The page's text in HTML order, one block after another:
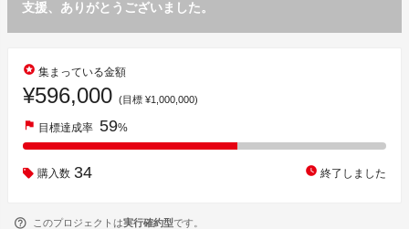
支援、ありがとうございました。
stars 集まっている金額
¥596,000 (目標 ¥1,000,000)
flag 目標達成率 59%
購入数 34 watch_later 終了しました
このプロジェクトは実行確約型です。